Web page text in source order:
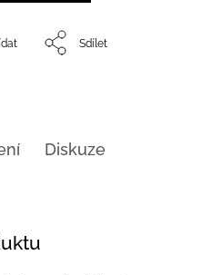
Sdílet
Diskuze